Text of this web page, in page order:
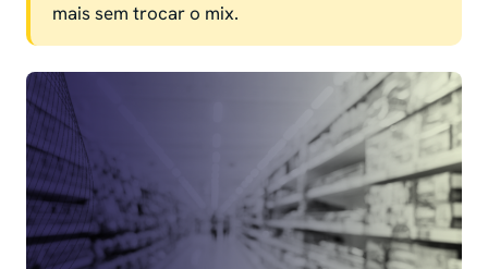
mais sem trocar o mix.